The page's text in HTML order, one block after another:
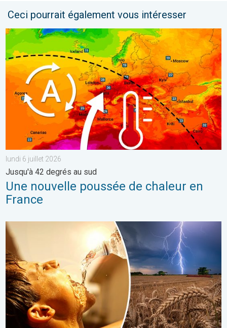
Ceci pourrait également vous intéresser
Une nouvelle poussée de chaleur en France. Jusqu'à 42
lundi 6 juillet 2026
Jusqu'à 42 degrés au sud
Une nouvelle poussée de chaleur en
France
Risque d'orage violent cette semaine. Temps lourd et